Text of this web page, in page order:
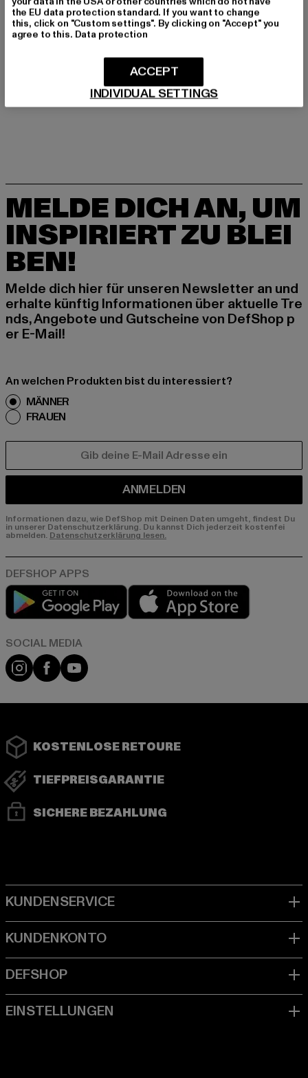
GRÖSSE & PASSFORM
PFLEGEHINWEISE
LIEFERUNG & RÜCKGABE
MELDE DICH AN, UM
INSPIRIERT ZU BLEI
BEN!
Melde dich hier für unseren Newsletter an und
erhalte künftig Informationen über aktuelle Tre
nds, Angebote und Gutscheine von DefShop p
er E-Mail!
An welchen Produkten bist du interessiert?
MÄNNER
FRAUEN
ANMELDEN
Informationen dazu, wie DefShop mit Deinen Daten umgeht, findest Du
in unserer Datenschutzerklärung. Du kannst Dich jederzeit kostenfei
abmelden. Datenschutzerklärung lesen.
Play market
Instagram
FacebookYouTube
KOSTENLOSE RETOURE
TIEFPREISGARANTIE
SICHERE BEZAHLUNG
the EU data protection standard. If you want to change
this, click on "Custom settings". By clicking on "Accept" you
agree to this. Data protection
INDIVIDUAL SETTINGS
ACCEPT